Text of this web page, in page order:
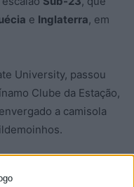
e Inglaterra, em
University, passou
Clube da Estação,
a camisola